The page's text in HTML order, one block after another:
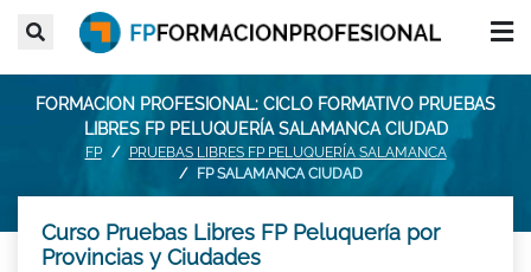
FORMACION PROFESIONAL: CICLO FORMATIVO PRUEBAS
LIBRES FP PELUQUERÍA SALAMANCA CIUDAD
FP
PRUEBAS LIBRES FP PELUQUERÍA SALAMANCA
FP SALAMANCA CIUDAD
Curso Pruebas Libres FP Peluquería por
Provincias y Ciudades